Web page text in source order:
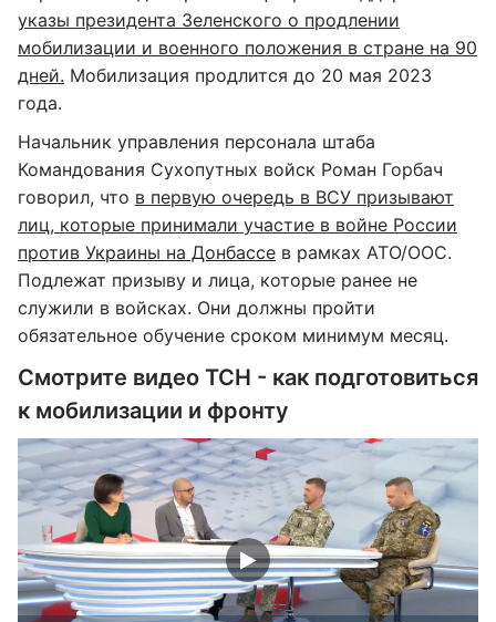
указы президента Зеленского о продлении
мобилизации и военного положения в стране на 90
дней. Мобилизация продлится до 20 мая 2023
года.
Начальник управления персонала штаба
Командования Сухопутных войск Роман Горбач
говорил, что в первую очередь в ВСУ призывают
лиц, которые принимали участие в войне России
против Украины на Донбассе в рамках АТО/ООС.
Подлежат призыву и лица, которые ранее не
служили в войсках. Они должны пройти
обязательное обучение сроком минимум месяц.
Смотрите видео ТСН - как подготовиться
к мобилизации и фронту